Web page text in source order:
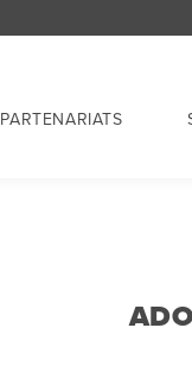
PARTENARIATS